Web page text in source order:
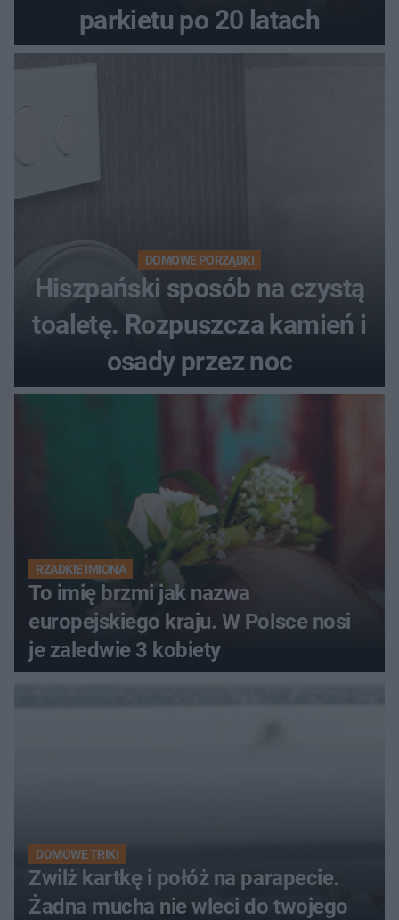
parkietu po 20 latach
DOMOWE PORZĄDKI
Hiszpański sposób na czystą
toaletę. Rozpuszcza kamień i
osady przez noc
RZADKIE IMIONA
To imię brzmi jak nazwa
europejskiego kraju. W Polsce nosi
je zaledwie 3 kobiety
DOMOWE TRIKI
Zwilż kartkę i połóż na parapecie.
Żadna mucha nie wleci do twojego